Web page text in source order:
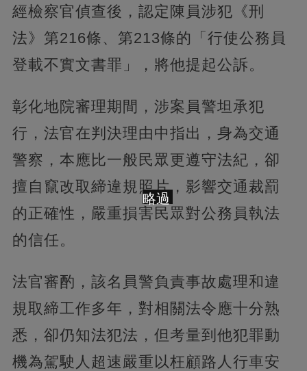
經檢察官偵查後，認定陳員涉犯《刑
法》第216條、第213條的「行使公務員
登載不實文書罪」，將他提起公訴。
彰化地院審理期間，涉案員警坦承犯
行，法官在判決理由中指出，身為交通
警察，本應比一般民眾更遵守法紀，卻
擅自竄改取締違規照片，影響交通裁罰
的正確性，嚴重損害民眾對公務員執法
的信任。
法官審酌，該名員警負責事故處理和違
規取締工作多年，對相關法令應十分熟
悉，卻仍知法犯法，但考量到他犯罪動
機為駕駛人超速嚴重以枉顧路人行車安
略過